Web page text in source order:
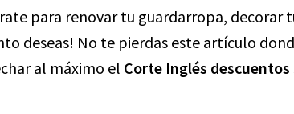
para renovar tu guardarropa, decorar
deseas! No te pierdas este artículo
al máximo el Corte Inglés